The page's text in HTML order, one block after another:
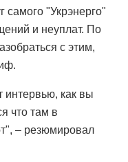
самого "Укрэнерго"
и неуплат. По
с этим,
интервью, как вы
что там в
– резюмировал